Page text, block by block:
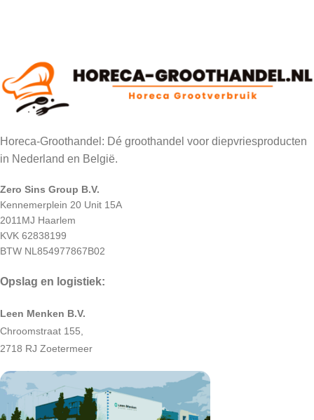
Horeca-Groothandel: Dé groothandel voor diepvriesproducten
in Nederland en België.
Zero Sins Group B.V.
Kennemerplein 20 Unit 15A
2011MJ Haarlem
KVK 62838199
BTW NL854977867B02
Opslag en logistiek:
Leen Menken B.V.
Chroomstraat 155,
2718 RJ Zoetermeer